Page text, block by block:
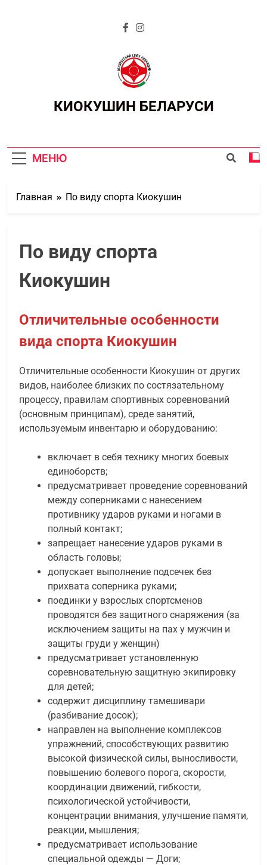
КИОКУШИН БЕЛАРУСИ
МЕНЮ
Главная По виду спорта Киокушин
По виду спорта
Киокушин
Отличительные особенности
вида спорта Киокушин
Отличительные особенности Киокушин от других
видов, наиболее близких по состязательному
процессу, правилам спортивных соревнований
(основным принципам), среде занятий,
используемым инвентарю и оборудованию:
включает в себя технику многих боевых
единоборств;
предусматривает проведение соревнований
между соперниками с нанесением
противнику ударов руками и ногами в
полный контакт;
запрещает нанесение ударов руками в
область головы;
допускает выполнение подсечек без
прихвата соперника руками;
поединки у взрослых спортсменов
проводятся без защитного снаряжения (за
исключением защиты на пах у мужчин и
защиты груди у женщин)
предусматривает установленную
соревновательную защитную экипировку
для детей;
содержит дисциплину тамешивари
(разбивание досок);
направлен на выполнение комплексов
упражнений, способствующих развитию
высокой физической силы, выносливости,
повышению болевого порога, скорости,
координации движений, гибкости,
психологической устойчивости,
концентрации внимания, улучшение памяти,
реакции, мышления;
предусматривает использование
специальной одежды — Доги;